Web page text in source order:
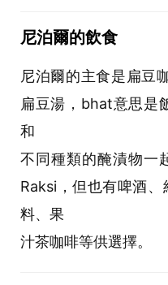
尼泊爾的飲食
尼泊爾的主食是扁豆
扁豆湯，bhat意思是
和
不同種類的醃漬物一
Raksi，但也有啤酒
料、果
汁茶咖啡等供選擇。